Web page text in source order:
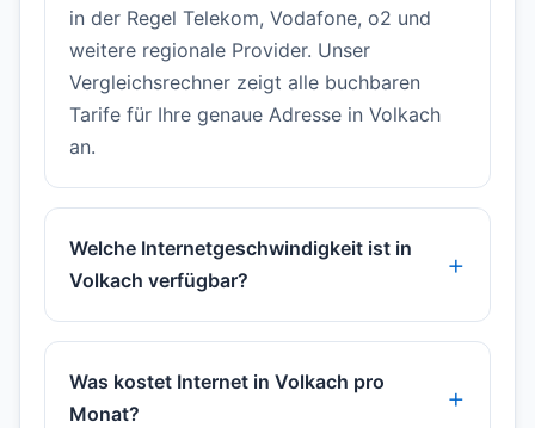
in der Regel Telekom, Vodafone, o2 und
weitere regionale Provider. Unser
Vergleichsrechner zeigt alle buchbaren
Tarife für Ihre genaue Adresse in Volkach
an.
Welche Internetgeschwindigkeit ist in
Volkach verfügbar?
Was kostet Internet in Volkach pro
Monat?